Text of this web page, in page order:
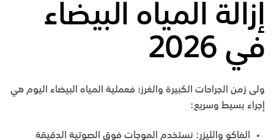
إزالة المياه البيضاء
في 2026
ولى زمن الجراحات الكبيرة والغرز؛ فعملية المياه البيضاء اليوم هي
إجراء بسيط وسريع:
الفاكو والليزر: نستخدم الموجات فوق الصوتية الدقيقة